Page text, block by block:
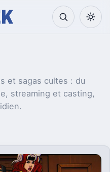
et sagas cultes : du
streaming et casting,